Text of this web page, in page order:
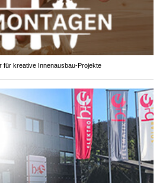
für kreative Innenausbau-Projekte